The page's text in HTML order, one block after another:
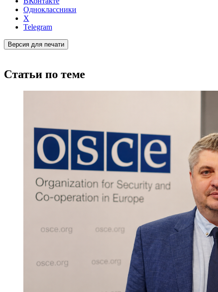
Одноклассники
X
Telegram
Версия для печати
Статьи по теме